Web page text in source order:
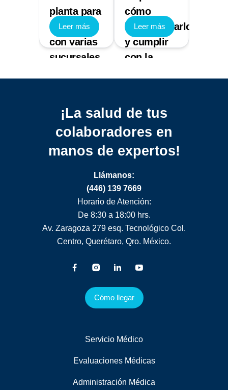
planta para
empresas
con varias
sucursales
Leer más
cómo
implementarlo
y cumplir
con la
Leer más
¡La salud de tus
colaboradores en
manos de expertos!
Llámanos:
(446) 139 7669
Horario de Atención:
De 8:30 a 18:00 hrs.
Av. Zaragoza 279 esq. Tecnológico Col.
Centro, Querétaro, Qro. México.
Cómo llegar
Servicio Médico
Evaluaciones Médicas
Administración Médica